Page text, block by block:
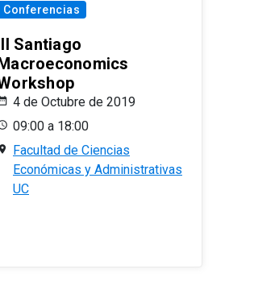
Conferencias
Santiago
4 de Octubre de 2019
09:00 a 18:00
Facultad de Ciencias
Económicas y Administrativas
UC